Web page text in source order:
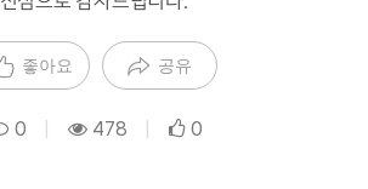
좋아요 공유
0 478 0